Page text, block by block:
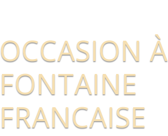
OCCASION À
FONTAINE
FRANCAISE